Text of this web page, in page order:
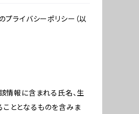
ライバシーポリシー（以
情報に含まれる氏名、生
ととなるものを含みま